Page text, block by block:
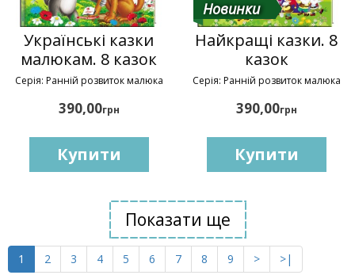
Українські казки
малюкам. 8 казок
Серія: Ранній розвиток малюка
390,00грн
Купити
Новинки
Найкращі казки. 8
казок
Серія: Ранній розвиток малюка
390,00грн
Купити
Показати ще
1 2 3 4 5 6 7 8 9 > >|